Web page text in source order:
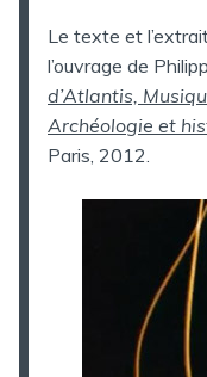
Le texte et
l’ouvrage de
d’Atlantis,
Archéologie et
Paris, 2012.